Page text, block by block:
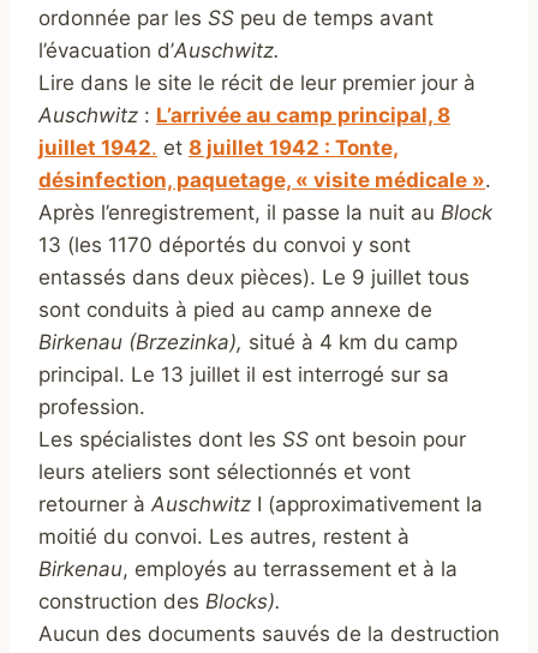
ordonnée par les SS peu de temps avant
l’évacuation d’Auschwitz.
Lire dans le site le récit de leur premier jour à
Auschwitz : L’arrivée au camp principal, 8
juillet 1942. et 8 juillet 1942 : Tonte,
désinfection, paquetage, « visite médicale ».
Après l’enregistrement, il passe la nuit au Block
13 (les 1170 déportés du convoi y sont
entassés dans deux pièces). Le 9 juillet tous
sont conduits à pied au camp annexe de
Birkenau (Brzezinka), situé à 4 km du camp
principal. Le 13 juillet il est interrogé sur sa
profession.
Les spécialistes dont les SS ont besoin pour
leurs ateliers sont sélectionnés et vont
retourner à Auschwitz I (approximativement la
moitié du convoi. Les autres, restent à
Birkenau, employés au terrassement et à la
construction des Blocks).
Aucun des documents sauvés de la destruction